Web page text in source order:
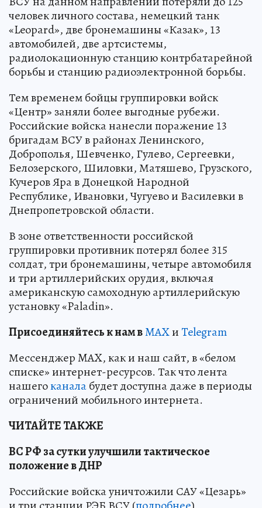
человек личного состава, немецкий танк
«Leopard», две бронемашины «Казак», 13
автомобилей, две артсистемы,
радиолокационную станцию контрбатарейной
борьбы и станцию радиоэлектронной борьбы.
Тем временем бойцы группировки войск
«Центр» заняли более выгодные рубежи.
Российские войска нанесли поражение 13
бригадам ВСУ в районах Ленинского,
Доброполья, Шевченко, Гулево, Сергеевки,
Белозерского, Шиловки, Матяшево, Грузского,
Кучеров Яра в Донецкой Народной
Республике, Ивановки, Чугуево и Василевки в
Днепропетровской области.
В зоне ответственности российской
группировки противник потерял более 315
солдат, три бронемашины, четыре автомобиля
и три артиллерийских орудия, включая
американскую самоходную артиллерийскую
установку «Paladin».
Присоединяйтесь к нам вMAXиTelegram
Мессенджер MAX, как и наш сайт, в «белом
списке» интернет-ресурсов. Так что лента
нашегоканалабудет доступна даже в периоды
ограничений мобильного интернета.
ЧИТАЙТЕ ТАКЖЕ
ВС РФ за сутки улучшили тактическое
положение в ДНР
Российские войска уничтожили САУ «Цезарь»